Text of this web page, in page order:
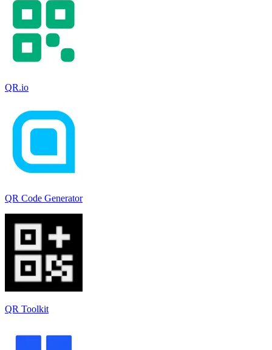
QR.io
QR Code Generator
QR Toolkit